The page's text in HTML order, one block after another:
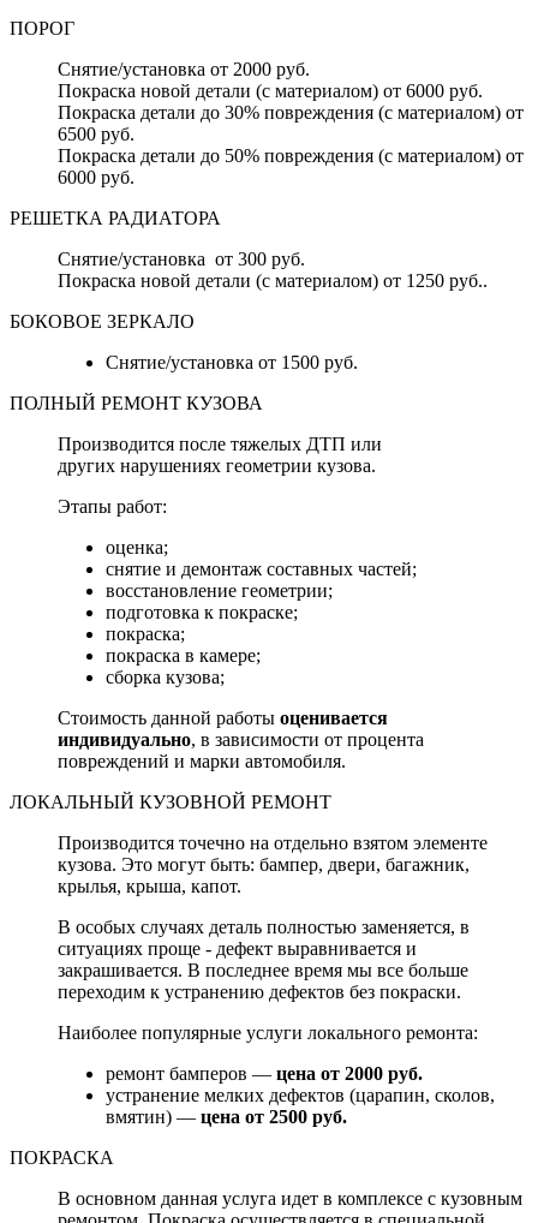
ПОРОГ
Снятие/установка от 2000 руб.
Покраска новой детали (с материалом) от 6000 руб.
Покраска детали до 30% повреждения (с материалом) от
6500 руб.
Покраска детали до 50% повреждения (с материалом) от
6000 руб.
РЕШЕТКА РАДИАТОРА
Снятие/установка от 300 руб.
Покраска новой детали (с материалом) от 1250 руб..
БОКОВОЕ ЗЕРКАЛО
Снятие/установка от 1500 руб.
ПОЛНЫЙ РЕМОНТ КУЗОВА
Производится после тяжелых ДТП или
других нарушениях геометрии кузова.
Этапы работ:
оценка;
снятие и демонтаж составных частей;
восстановление геометрии;
подготовка к покраске;
покраска;
покраска в камере;
сборка кузова;
Стоимость данной работы оценивается
индивидуально, в зависимости от процента
повреждений и марки автомобиля.
ЛОКАЛЬНЫЙ КУЗОВНОЙ РЕМОНТ
Производится точечно на отдельно взятом элементе
кузова. Это могут быть: бампер, двери, багажник,
крылья, крыша, капот.
В особых случаях деталь полностью заменяется, в
ситуациях проще - дефект выравнивается и
закрашивается. В последнее время мы все больше
переходим к устранению дефектов без покраски.
Наиболее популярные услуги локального ремонта:
ремонт бамперов — цена от 2000 руб.
устранение мелких дефектов (царапин, сколов,
вмятин) — цена от 2500 руб.
ПОКРАСКА
В основном данная услуга идет в комплексе с кузовным